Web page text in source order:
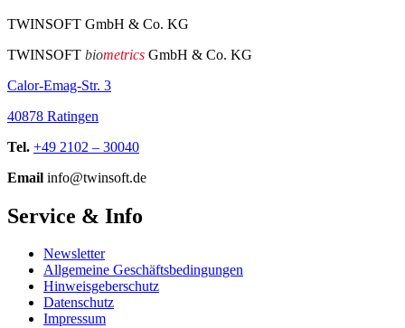
TWINSOFT GmbH & Co. KG
TWINSOFT biometrics GmbH & Co. KG
Calor-Emag-Str. 3
40878 Ratingen
Tel. +49 2102 – 30040
Email info@twinsoft.de
Service & Info
Newsletter
Allgemeine Geschäftsbedingungen
Hinweisgeberschutz
Datenschutz
Impressum